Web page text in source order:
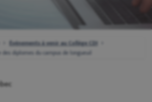
Événements à venir au Collège CDI
des diplomes du campus de longueuil